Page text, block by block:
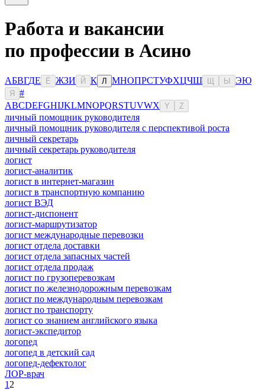
Работа и вакансии
по профессии в Асино
АБВГДЕ Ё ЖЗИ Й К Л МНОПРСТУФХЦЧШ Ы ЭЮ
Я
#
ABCDEFGHIJKLMNOPQRSTUVWX Y Z
личный помощник руководителя
личный помощник руководителя с перспективой роста
личный секретарь
личный секретарь руководителя
логист
логист-аналитик
логист в интернет-магазин
логист в транспортную компанию
логист ВЭД
логист-диспонент
логист-маршрутизатор
логист международные перевозки
логист отдела доставки
логист отдела запасных частей
логист отдела продаж
логист по грузоперевозкам
логист по железнодорожным перевозкам
логист по международным перевозкам
логист по транспорту
логист со знанием английского языка
логист-экспедитор
логопед
логопед в детский сад
логопед-дефектолог
ЛОР-врач
1 2